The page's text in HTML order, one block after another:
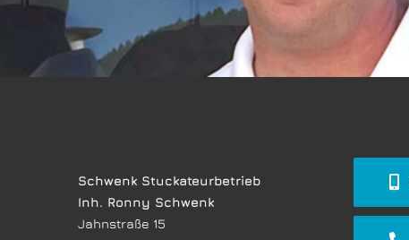
Schwenk Stuckateurbetrieb
Inh. Ronny Schwenk
Jahnstraße 15